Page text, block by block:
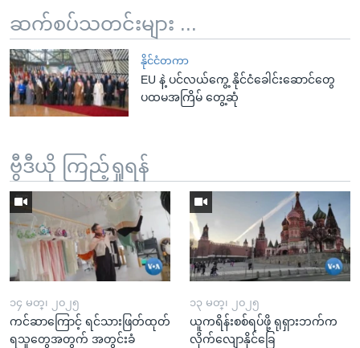
ဆက်စပ်သတင်းများ ...
နိုင်ငံတကာ
EU နဲ့ ပင်လယ်ကွေ့ နိုင်ငံခေါင်းဆောင်တွေ
ပထမအကြိမ် တွေ့ဆုံ
ဗွီဒီယို ကြည့်ရှုရန်
၁၄ မတ္၊ ၂၀၂၅
ကင်ဆာကြောင့် ရင်သားဖြတ်ထုတ်
ရသူတွေအတွက် အတွင်းခံ
၁၃ မတ္၊ ၂၀၂၅
ယူကရိန်းစစ်ရပ်ဖို့ ရုရှားဘက်က
လိုက်လျောနိုင်ခြေ